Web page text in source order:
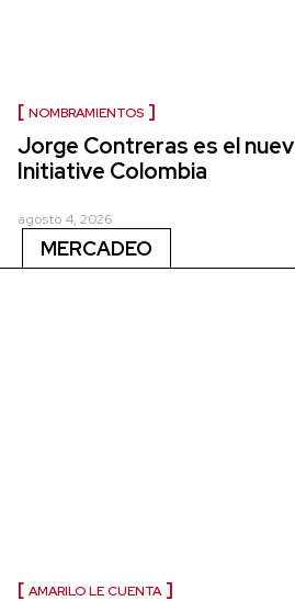
NOMBRAMIENTOS
Jorge Contreras es el
Initiative Colombia
agosto 4, 2026
MERCADEO
AMARILO LE CUENTA